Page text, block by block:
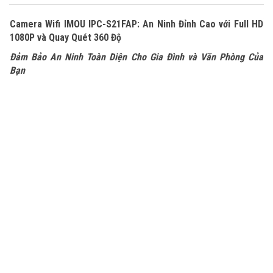
Camera Wifi IMOU IPC-S21FAP: An Ninh Đỉnh Cao với Full HD
1080P và Quay Quét 360 Độ
Đảm Bảo An Ninh Toàn Diện Cho Gia Đình và Văn Phòng Của
Bạn